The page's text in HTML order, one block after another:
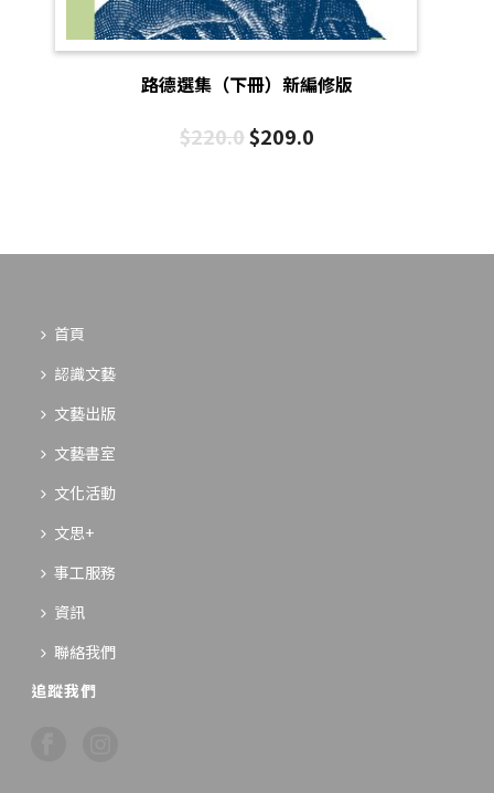
路德選集（下冊）新編修版
$220.0$209.0
首頁
認識文藝
文藝出版
文藝書室
文化活動
文思+
事工服務
資訊
聯絡我們
追蹤我們